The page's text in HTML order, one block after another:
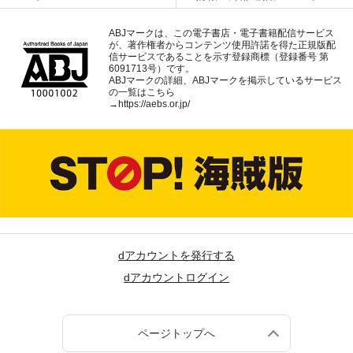
ABJマークは、この電子書店・電子書籍配信サービス
が、著作権者からコンテンツ使用許諾を得た正規版配
信サービスであることを示す登録商標（登録番号 第
6091713号）です。
ABJマークの詳細、ABJマークを掲示しているサービス
の一覧はこちら
→ https://aebs.or.jp/
dアカウントを発行する
dアカウントログイン
ページトップへ